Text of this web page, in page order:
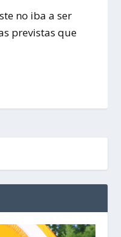
no iba a ser
previstas que